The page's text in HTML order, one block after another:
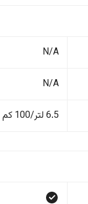
N/A
N/A
6.5 لتر/100 كم